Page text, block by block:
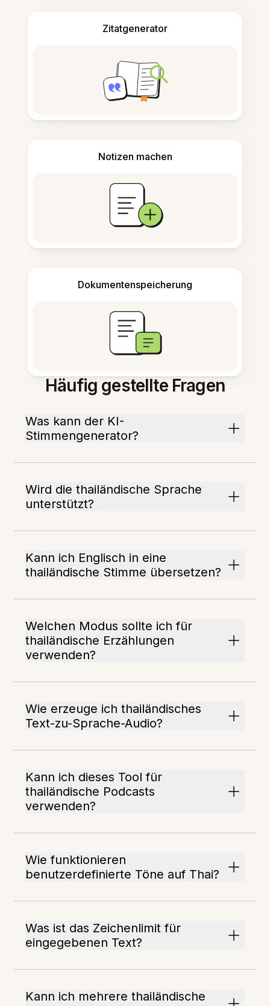
Zitatgenerator
Notizen machen
Dokumentenspeicherung
Häufig gestellte Fragen
Was kann der KI-
Stimmengenerator?
Wird die thailändische Sprache
unterstützt?
Kann ich Englisch in eine
thailändische Stimme übersetzen?
Welchen Modus sollte ich für
thailändische Erzählungen
verwenden?
Wie erzeuge ich thailändisches
Text-zu-Sprache-Audio?
Kann ich dieses Tool für
thailändische Podcasts
verwenden?
Wie funktionieren
benutzerdefinierte Töne auf Thai?
Was ist das Zeichenlimit für
eingegebenen Text?
Kann ich mehrere thailändische